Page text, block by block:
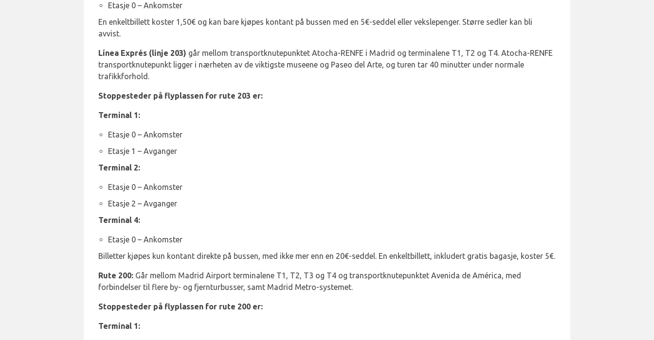
Etasje 0 – Ankomster
En enkeltbillett koster 1,50€ og kan bare kjøpes kontant på bussen med en 5€-seddel eller vekslepenger. Større sedler kan bli
avvist.
Línea Exprés (linje 203) går mellom transportknutepunktet Atocha-RENFE i Madrid og terminalene T1, T2 og T4. Atocha-RENFE
transportknutepunkt ligger i nærheten av de viktigste museene og Paseo del Arte, og turen tar 40 minutter under normale
trafikkforhold.
Stoppesteder på flyplassen for rute 203 er:
Terminal 1:
Etasje 0 – Ankomster
Etasje 1 – Avganger
Terminal 2:
Etasje 0 – Ankomster
Etasje 2 – Avganger
Terminal 4:
Etasje 0 – Ankomster
Billetter kjøpes kun kontant direkte på bussen, med ikke mer enn en 20€-seddel. En enkeltbillett, inkludert gratis bagasje, koster 5€.
Rute 200: Går mellom Madrid Airport terminalene T1, T2, T3 og T4 og transportknutepunktet Avenida de América, med
forbindelser til flere by- og fjernturbusser, samt Madrid Metro-systemet.
Stoppesteder på flyplassen for rute 200 er:
Terminal 1: